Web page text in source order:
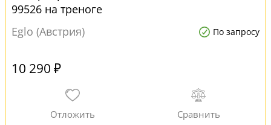
99526 на треноге
Eglo (Австрия)
По запросу
10 290 ₽